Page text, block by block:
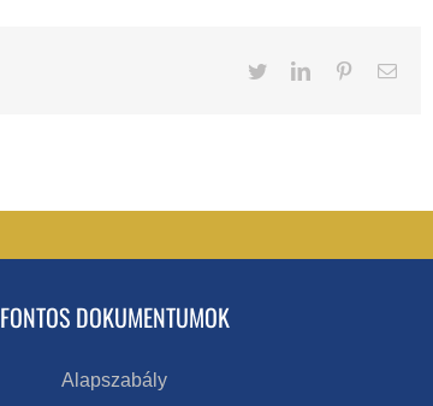
TwitterLinkedInPinterestEmail
FONTOS DOKUMENTUMOK
Alapszabály